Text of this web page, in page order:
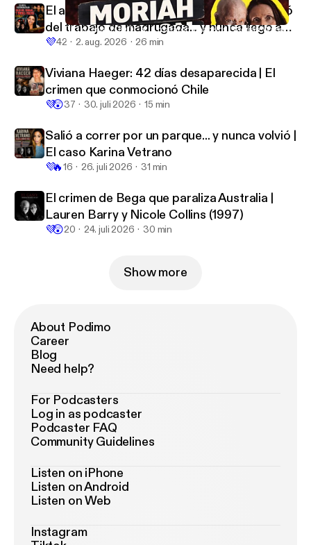
🚴‍♀️ Lo tenía TODO… y la mataron por celos | Moriah Wilson
El Caso: crímenes de ayer y de hoy
El asesinato de Soumya Vishwanathan. Salió
del trabajo de madrugada... y nunca llegó a
casa |
💜42 2. aug. 2026 26 min
Viviana Haeger: 42 días desaparecida | El
crimen que conmocionó Chile
💜😲37 30. juli 2026 15 min
Salió a correr por un parque... y nunca volvió |
El caso Karina Vetrano
💜🔥16 26. juli 2026 31 min
El crimen de Bega que paraliza Australia |
Lauren Barry y Nicole Collins (1997)
💜😲20 24. juli 2026 30 min
Show more
About Podimo
Career
Blog
Need help?
For Podcasters
Log in as podcaster
Podcaster FAQ
Community Guidelines
Listen on iPhone
Listen on Android
Listen on Web
Instagram